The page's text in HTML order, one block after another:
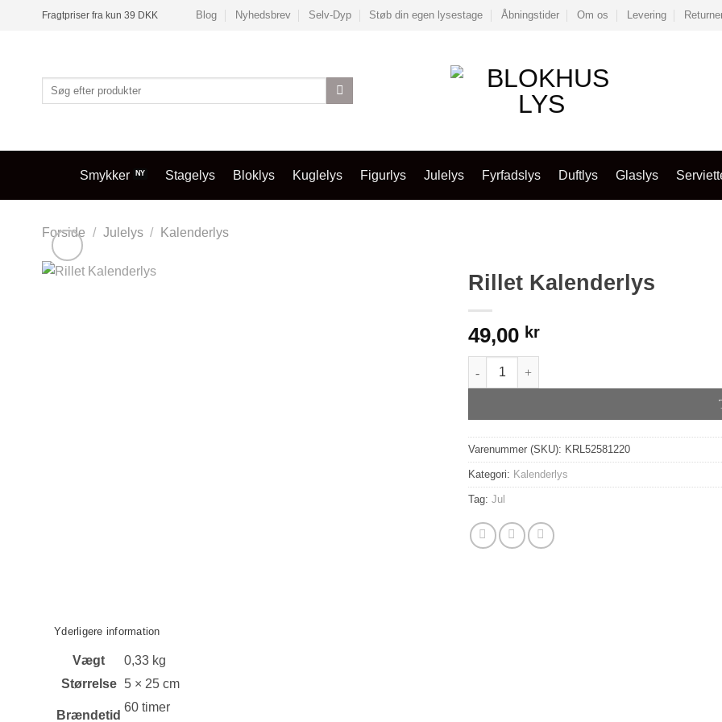
Fragtpriser fra kun 39 DKK Blog Nyhedsbrev Selv-Dyp Støb din egen lysestage Åbningstider Om os Levering
Søg
efter:
Smykker Stagelys Bloklys Kuglelys Figurlys Julelys Fyrfadslys Duftlys Glaslys
Forside / Julelys / Kalenderlys
Rillet Kalenderlys
49,00 kr
Rillet Kalenderlys antal
Varenummer (SKU): KRL52581220
Kategori: Kalenderlys
Tag:Jul
Yderligere information
Vægt
0,33 kg
Størrelse
5 × 25 cm
Brændetid
60 timer